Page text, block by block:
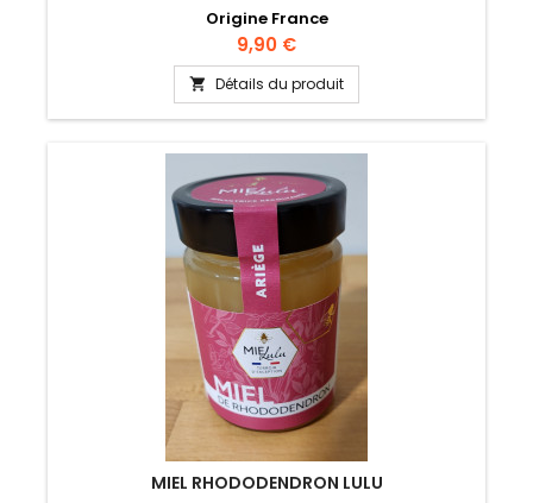
Origine France
Prix
9,90 €
 Détails du produit
MIEL RHODODENDRON LULU